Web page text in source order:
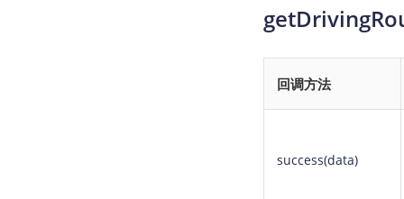
回调方法
success(data)